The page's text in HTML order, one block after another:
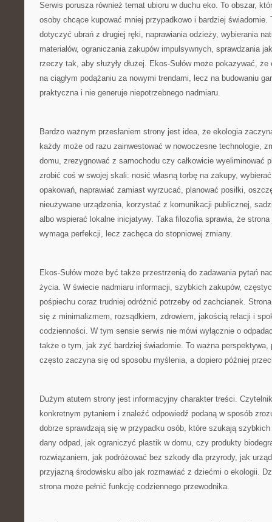
Serwis porusza również temat ubioru w duchu eko. To obszar,
osoby chcące kupować mniej przypadkowo i bardziej świadomie.
dotyczyć ubrań z drugiej ręki, naprawiania odzieży, wybierania
materiałów, ograniczania zakupów impulsywnych, sprawdzania
rzeczy tak, aby służyły dłużej. Ekos-Sułów może pokazywać,
na ciągłym podążaniu za nowymi trendami, lecz na budowaniu
praktyczna i nie generuje niepotrzebnego nadmiaru.
Bardzo ważnym przesłaniem strony jest idea, że ekologia
każdy może od razu zainwestować w nowoczesne technologie,
domu, zrezygnować z samochodu czy całkowicie wyeliminować
zrobić coś w swojej skali: nosić własną torbę na zakupy,
opakowań, naprawiać zamiast wyrzucać, planować posiłki,
nieużywane urządzenia, korzystać z komunikacji publicznej,
albo wspierać lokalne inicjatywy. Taka filozofia sprawia, że
wymaga perfekcji, lecz zachęca do stopniowej zmiany.
Ekos-Sułów może być także przestrzenią do zadawania pytań
życia. W świecie nadmiaru informacji, szybkich zakupów,
pośpiechu coraz trudniej odróżnić potrzeby od zachcianek.
się z minimalizmem, rozsądkiem, zdrowiem, jakością relacji i
codzienności. W tym sensie serwis nie mówi wyłącznie o
także o tym, jak żyć bardziej świadomie. To ważna perspektywa,
często zaczyna się od sposobu myślenia, a dopiero później
Dużym atutem strony jest informacyjny charakter treści.
konkretnym pytaniem i znaleźć odpowiedź podaną w sposób
dobrze sprawdzają się w przypadku osób, które szukają
dany odpad, jak ograniczyć plastik w domu, czy produkty
rozwiązaniem, jak podróżować bez szkody dla przyrody, jak
przyjazną środowisku albo jak rozmawiać z dziećmi o ekologii.
strona może pełnić funkcję codziennego przewodnika.